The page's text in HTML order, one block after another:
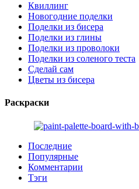
Квиллинг
Новогодние поделки
Поделки из бисера
Поделки из глины
Поделки из проволоки
Поделки из соленого теста
Сделай сам
Цветы из бисера
Раскраски
Последние
Популярные
Комментарии
Тэги